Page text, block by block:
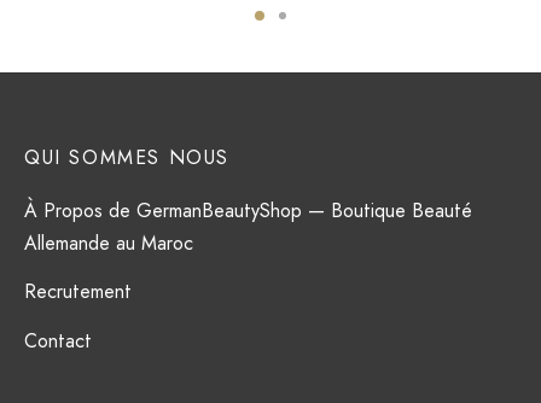
QUI SOMMES NOUS
À Propos de GermanBeautyShop — Boutique Beauté
Allemande au Maroc
Recrutement
Contact